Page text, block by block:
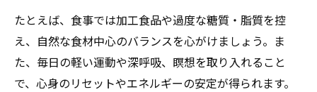
たとえば、食事では加工食品や過度な糖質・脂質を控
え、自然な食材中心のバランスを心がけましょう。ま
た、毎日の軽い運動や深呼吸、瞑想を取り入れること
で、心身のリセットやエネルギーの安定が得られます。